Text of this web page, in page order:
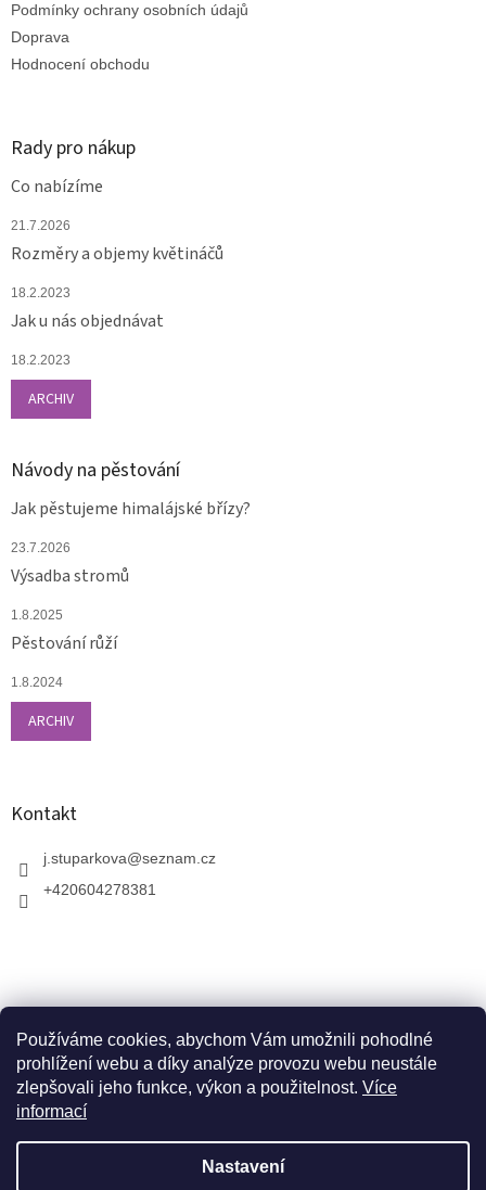
Používáme cookies, abychom Vám umožnili pohodlné
prohlížení webu a díky analýze provozu webu neustále
zlepšovali jeho funkce, výkon a použitelnost. Více
informací
Nastavení
V zahradnictví je možné osobně vybírat stromy a
dopravou. Otevřeno máme ve středu, v pátek a v neděli
Podmínky ochrany osobních údajů
Doprava
Hodnocení obchodu
Rady pro nákup
Co nabízíme
21.7.2026
Rozměry a objemy květináčů
18.2.2023
Jak u nás objednávat
18.2.2023
ARCHIV
Návody na pěstování
Jak pěstujeme himalájské břízy?
23.7.2026
Výsadba stromů
1.8.2025
Pěstování růží
1.8.2024
ARCHIV
Kontakt
j.stuparkova@seznam.cz
+420604278381